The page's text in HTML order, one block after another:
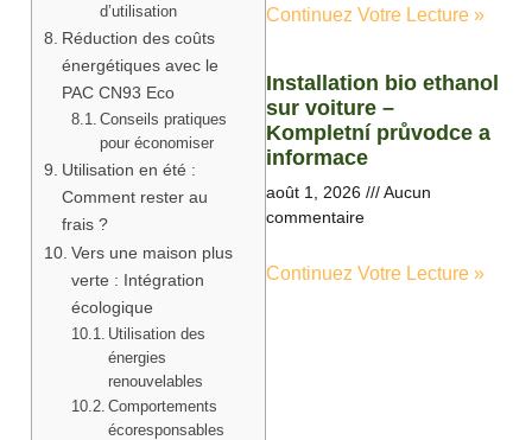
d’utilisation
Réduction des coûts
énergétiques avec le
PAC CN93 Eco
Conseils pratiques
pour économiser
Utilisation en été :
Comment rester au
frais ?
Vers une maison plus
verte : Intégration
écologique
Utilisation des
énergies
renouvelables
Comportements
écoresponsables
Continuez Votre Lecture »
Installation bio ethanol
sur voiture –
Kompletní průvodce a
informace
août 1, 2026
Aucun
commentaire
Continuez Votre Lecture »